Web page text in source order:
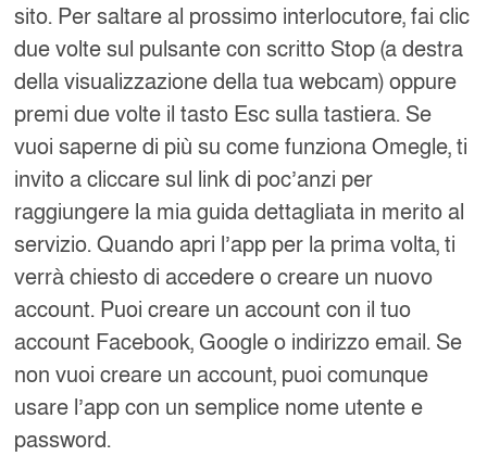
sito. Per saltare al prossimo interlocutore, fai clic
due volte sul pulsante con scritto Stop (a destra
della visualizzazione della tua webcam) oppure
premi due volte il tasto Esc sulla tastiera. Se
vuoi saperne di più su come funziona Omegle, ti
invito a cliccare sul link di poc’anzi per
raggiungere la mia guida dettagliata in merito al
servizio. Quando apri l’app per la prima volta, ti
verrà chiesto di accedere o creare un nuovo
account. Puoi creare un account con il tuo
account Facebook, Google o indirizzo email. Se
non vuoi creare un account, puoi comunque
usare l’app con un semplice nome utente e
password.